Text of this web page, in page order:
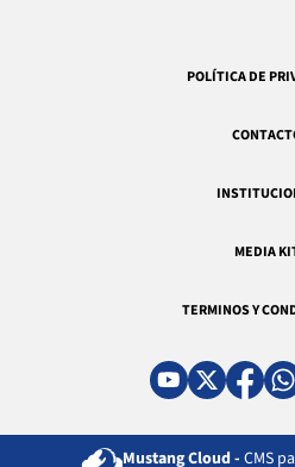
POLÍTICA DE
MEDIA
TERMINOS Y
Mustang Cloud - CMS